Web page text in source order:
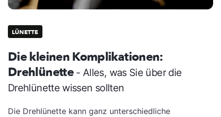
LÜNETTE
Die kleinen Komplikationen:
Drehlünette - Alles, was Sie über die
Drehlünette wissen sollten
Die Drehlünette kann ganz unterschiedliche